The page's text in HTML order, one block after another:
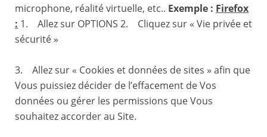
microphone, réalité virtuelle, etc.. Exemple : Firefox
: 1. Allez sur OPTIONS 2. Cliquez sur « Vie privée et
sécurité »
3. Allez sur « Cookies et données de sites » afin que
Vous puissiez décider de l’effacement de Vos
données ou gérer les permissions que Vous
souhaitez accorder au Site.